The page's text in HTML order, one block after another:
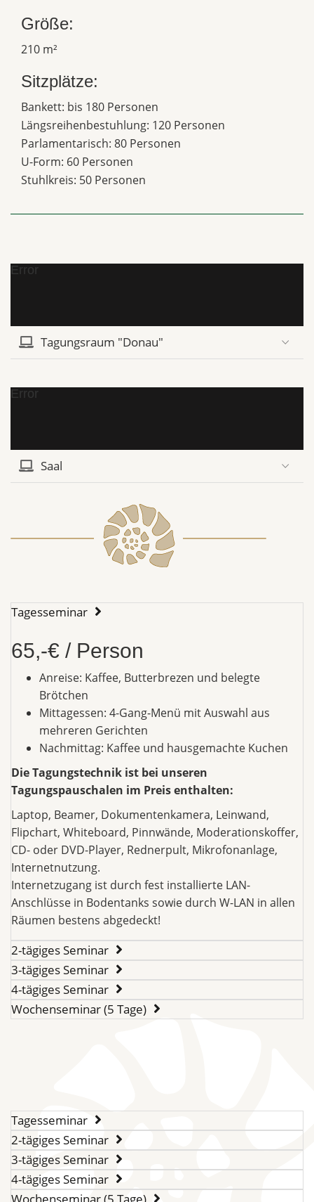
Größe:
210 m²
Sitzplätze:
Bankett: bis 180 Personen
Längsreihenbestuhlung: 120 Personen
Parlamentarisch: 80 Personen
U-Form: 60 Personen
Stuhlkreis: 50 Personen
Error
Tagungsraum "Donau"
Error
Saal
Tagesseminar
65,-€ / Person
Anreise: Kaffee, Butterbrezen und belegte
Brötchen
Mittagessen: 4-Gang-Menü mit Auswahl aus
mehreren Gerichten
Nachmittag: Kaffee und hausgemachte Kuchen
Die Tagungstechnik ist bei unseren
Tagungspauschalen im Preis enthalten:
Laptop, Beamer, Dokumentenkamera, Leinwand,
Flipchart, Whiteboard, Pinnwände, Moderationskoffer,
CD- oder DVD-Player, Rednerpult, Mikrofonanlage,
Internetnutzung.
Internetzugang ist durch fest installierte LAN-
Anschlüsse in Bodentanks sowie durch W-LAN in allen
Räumen bestens abgedeckt!
2-tägiges Seminar
3-tägiges Seminar
4-tägiges Seminar
Wochenseminar (5 Tage)
Tagesseminar
2-tägiges Seminar
3-tägiges Seminar
4-tägiges Seminar